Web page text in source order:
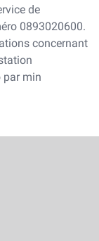
de
0893020600.
concernant
par min